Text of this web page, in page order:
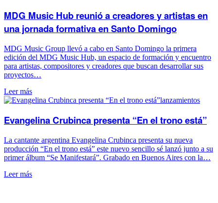
MDG Music Hub reunió a creadores y artistas en
una jornada formativa en Santo Domingo
MDG Music Group llevó a cabo en Santo Domingo la primera
edición del MDG Music Hub, un espacio de formación y encuentro
para artistas, compositores y creadores que buscan desarrollar sus
proyectos…
Leer más
lanzamientos
Evangelina Crubinca presenta “En el trono está”
La cantante argentina Evangelina Crubinca presenta su nueva
producción “En el trono está” este nuevo sencillo sé lanzó junto a su
primer álbum “Se Manifestará”. Grabado en Buenos Aires con la…
Leer más